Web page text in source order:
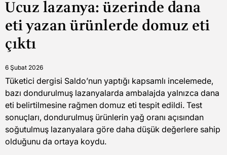
read
time
Ucuz lazanya: üzerinde dana
eti yazan ürünlerde domuz eti
çıktı
6 Şubat 2026
Tüketici dergisi Saldo’nun yaptığı kapsamlı incelemede,
bazı dondurulmuş lazanyalarda ambalajda yalnızca dana
eti belirtilmesine rağmen domuz eti tespit edildi. Test
sonuçları, dondurulmuş ürünlerin yağ oranı açısından
soğutulmuş lazanyalara göre daha düşük değerlere sahip
olduğunu da ortaya koydu.